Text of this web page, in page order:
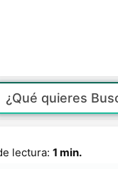
lectura: 1 min.